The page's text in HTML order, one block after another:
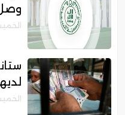
الخميس ٠٦ /
الخميس ٠٦ /